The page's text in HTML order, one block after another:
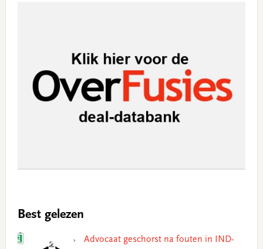
Best gelezen
Advocaat geschorst na fouten in IND-